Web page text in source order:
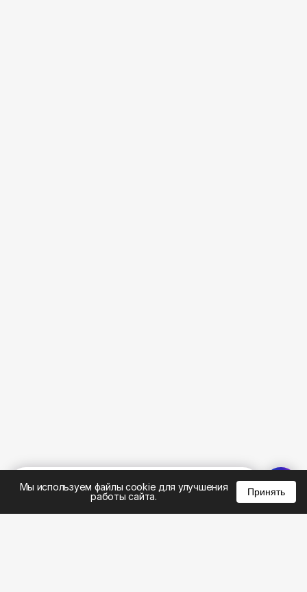
Мы используем файлы cookie для улучшения
работы сайта.
Принять